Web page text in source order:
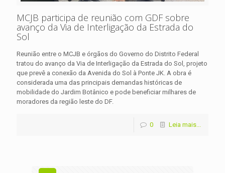
MCJB participa de reunião com GDF sobre
avanço da Via de Interligação da Estrada do
Sol
Reunião entre o MCJB e órgãos do Governo do Distrito Federal
tratou do avanço da Via de Interligação da Estrada do Sol, projeto
que prevê a conexão da Avenida do Sol à Ponte JK. A obra é
considerada uma das principais demandas históricas de
mobilidade do Jardim Botânico e pode beneficiar milhares de
moradores da região leste do DF.
0 Leia mais...